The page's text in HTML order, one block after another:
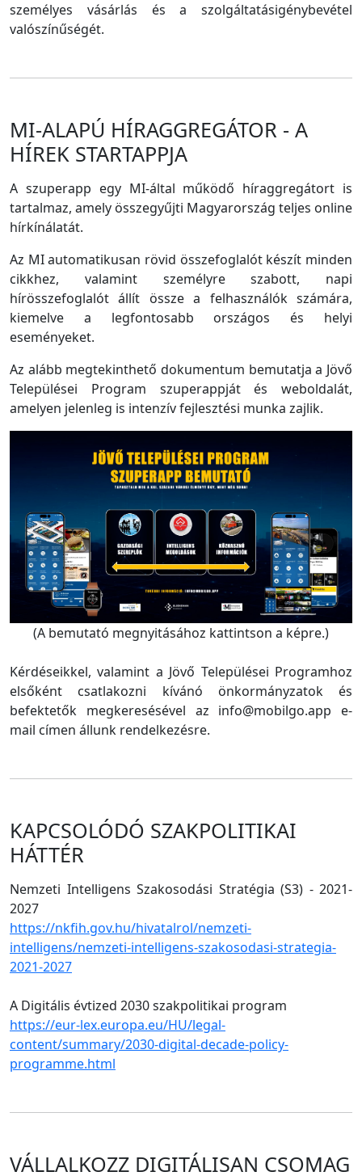
személyes vásárlás és a szolgáltatásigénybevétel
valószínűségét.
MI-ALAPÚ HÍRAGGREGÁTOR - A
HÍREK STARTAPPJA
A szuperapp egy MI-által működő híraggregátort is
tartalmaz, amely összegyűjti Magyarország teljes online
hírkínálatát.
Az MI automatikusan rövid összefoglalót készít minden
cikkhez, valamint személyre szabott, napi
hírösszefoglalót állít össze a felhasználók számára,
kiemelve a legfontosabb országos és helyi
eseményeket.
Az alább megtekinthető dokumentum bemutatja a Jövő
Települései Program szuperappját és weboldalát,
amelyen jelenleg is intenzív fejlesztési munka zajlik.
(A bemutató megnyitásához kattintson a képre.)
Kérdéseikkel, valamint a Jövő Települései Programhoz
elsőként csatlakozni kívánó önkormányzatok és
befektetők megkeresésével az info@mobilgo.app e-
mail címen állunk rendelkezésre.
KAPCSOLÓDÓ SZAKPOLITIKAI
HÁTTÉR
Nemzeti Intelligens Szakosodási Stratégia (S3) - 2021-
2027
https://nkfih.gov.hu/hivatalrol/nemzeti-
intelligens/nemzeti-intelligens-szakosodasi-strategia-
2021-2027
A Digitális évtized 2030 szakpolitikai program
https://eur-lex.europa.eu/HU/legal-
content/summary/2030-digital-decade-policy-
programme.html
VÁLLALKOZZ DIGITÁLISAN CSOMAG